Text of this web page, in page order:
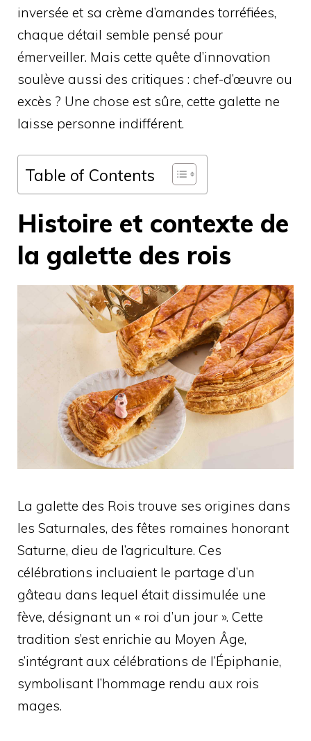
inversée et sa crème d’amandes torréfiées,
chaque détail semble pensé pour
émerveiller. Mais cette quête d’innovation
soulève aussi des critiques : chef-d’œuvre ou
excès ? Une chose est sûre, cette galette ne
laisse personne indifférent.
Table of Contents
Histoire et contexte de
la galette des rois
La galette des Rois trouve ses origines dans
les Saturnales, des fêtes romaines honorant
Saturne, dieu de l’agriculture. Ces
célébrations incluaient le partage d’un
gâteau dans lequel était dissimulée une
fève, désignant un « roi d’un jour ». Cette
tradition s’est enrichie au Moyen Âge,
s’intégrant aux célébrations de l’Épiphanie,
symbolisant l’hommage rendu aux rois
mages.